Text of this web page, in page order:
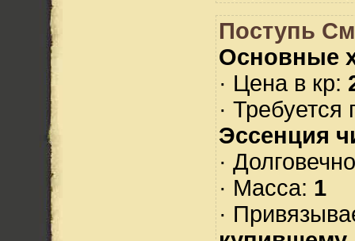
Поступь
Основные
· Цена в кр:
· Требуется
Эссенция
·
· Масса: 1
·